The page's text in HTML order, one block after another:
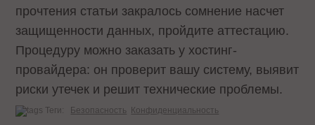
прочтения статьи закралось сомнение насчет
защищенности данных, пройдите аттестацию.
Процедуру можно заказать у хостинг-
провайдера: он проверит вашу систему, выявит
риски утечек и решит технические проблемы.
Теги: Безопасность Конфиденциальность